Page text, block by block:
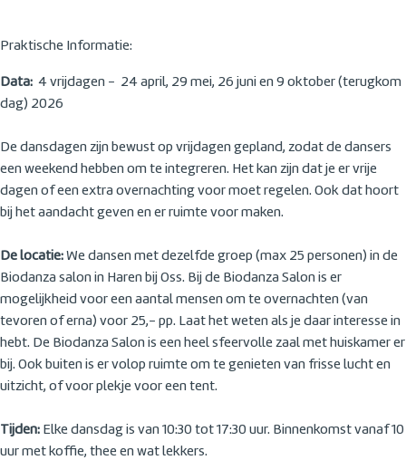
Praktische Informatie:
Data: 4 vrijdagen - 24 april, 29 mei, 26 juni en 9 oktober (terugkom
dag) 2026
De dansdagen zijn bewust op vrijdagen gepland, zodat de dansers
een weekend hebben om te integreren. Het kan zijn dat je er vrije
dagen of een extra overnachting voor moet regelen. Ook dat hoort
bij het aandacht geven en er ruimte voor maken.
De locatie: We dansen met dezelfde groep (max 25 personen) in de
Biodanza salon in Haren bij Oss. Bij de Biodanza Salon is er
mogelijkheid voor een aantal mensen om te overnachten (van
tevoren of erna) voor 25,- pp. Laat het weten als je daar interesse in
hebt. De Biodanza Salon is een heel sfeervolle zaal met huiskamer er
bij. Ook buiten is er volop ruimte om te genieten van frisse lucht en
uitzicht, of voor plekje voor een tent.
Tijden: Elke dansdag is van 10:30 tot 17:30 uur. Binnenkomst vanaf 10
uur met koffie, thee en wat lekkers.